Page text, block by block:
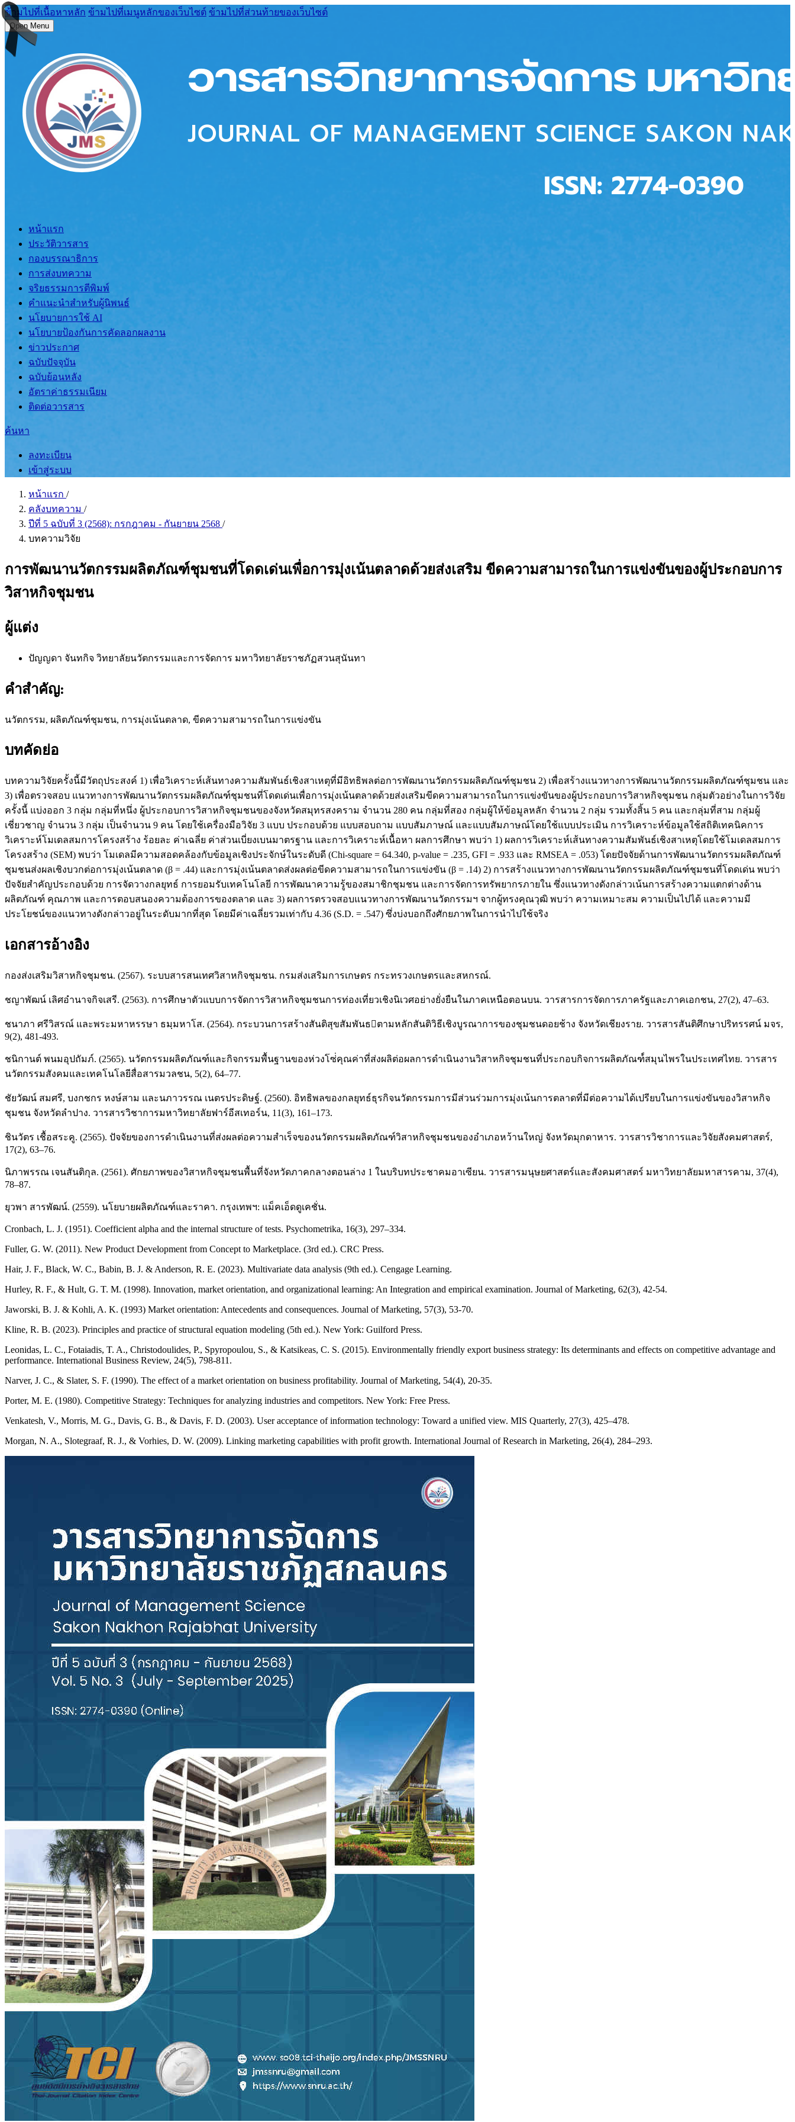
ข้ามไปที่เนื้อหาหลัก ข้ามไปที่เมนูหลักของเว็บไซต์ ข้ามไปที่ส่วนท้ายของเว็บไซต์
Open Menu
หน้าแรก
ประวัติวารสาร
กองบรรณาธิการ
การส่งบทความ
จริยธรรมการตีพิมพ์
คำแนะนำสำหรับผู้นิพนธ์
นโยบายการใช้ AI
นโยบายป้องกันการคัดลอกผลงาน
ข่าวประกาศ
ฉบับปัจจุบัน
ฉบับย้อนหลัง
อัตราค่าธรรมเนียม
ติดต่อวารสาร
ค้นหา
ลงทะเบียน
เข้าสู่ระบบ
หน้าแรก /
คลังบทความ /
ปีที่ 5 ฉบับที่ 3 (2568): กรกฎาคม - กันยายน 2568 /
บทความวิจัย
การพัฒนานวัตกรรมผลิตภัณฑ์ชุมชนที่โดดเด่นเพื่อการมุ่งเน้นตลาดด้วยส่งเสริม ขีดความสามารถในการแข่งขันของผู้ประกอบการ
วิสาหกิจชุมชน
ผู้แต่ง
ปัญญดา จันทกิจ วิทยาลัยนวัตกรรมและการจัดการ มหาวิทยาลัยราชภัฏสวนสุนันทา
คำสำคัญ:
นวัตกรรม, ผลิตภัณฑ์ชุมชน, การมุ่งเน้นตลาด, ขีดความสามารถในการแข่งขัน
บทคัดย่อ
บทความวิจัยครั้งนี้มีวัตถุประสงค์ 1) เพื่อวิเคราะห์เส้นทางความสัมพันธ์เชิงสาเหตุที่มีอิทธิพลต่อการพัฒนานวัตกรรมผลิตภัณฑ์ชุมชน 2) เพื่อสร้างแนวทางการพัฒนานวัตกรรมผลิตภัณฑ์ชุมชน และ
3) เพื่อตรวจสอบ แนวทางการพัฒนานวัตกรรมผลิตภัณฑ์ชุมชนที่โดดเด่นเพื่อการมุ่งเน้นตลาดด้วยส่งเสริมขีดความสามารถในการแข่งขันของผู้ประกอบการวิสาหกิจชุมชน กลุ่มตัวอย่างในการวิจัย
ครั้งนี้ แบ่งออก 3 กลุ่ม กลุ่มที่หนึ่ง ผู้ประกอบการวิสาหกิจชุมชนของจังหวัดสมุทรสงคราม จำนวน 280 คน กลุ่มที่สอง กลุ่มผู้ให้ข้อมูลหลัก จำนวน 2 กลุ่ม รวมทั้งสิ้น 5 คน และกลุ่มที่สาม กลุ่มผู้
เชี่ยวชาญ จำนวน 3 กลุ่ม เป็นจำนวน 9 คน โดยใช้เครื่องมือวิจัย 3 แบบ ประกอบด้วย แบบสอบถาม แบบสัมภาษณ์ และแบบสัมภาษณ์โดยใช้แบบประเมิน การวิเคราะห์ข้อมูลใช้สถิติเทคนิคการ
วิเคราะห์โมเดลสมการโครงสร้าง ร้อยละ ค่าเฉลี่ย ค่าส่วนเบี่ยงเบนมาตรฐาน และการวิเคราะห์เนื้อหา ผลการศึกษา พบว่า 1) ผลการวิเคราะห์เส้นทางความสัมพันธ์เชิงสาเหตุโดยใช้โมเดลสมการ
โครงสร้าง (SEM) พบว่า โมเดลมีความสอดคล้องกับข้อมูลเชิงประจักษ์ในระดับดี (Chi-square = 64.340, p-value = .235, GFI = .933 และ RMSEA = .053) โดยปัจจัยด้านการพัฒนานวัตกรรมผลิตภัณฑ์
ชุมชนส่งผลเชิงบวกต่อการมุ่งเน้นตลาด (β = .44) และการมุ่งเน้นตลาดส่งผลต่อขีดความสามารถในการแข่งขัน (β = .14) 2) การสร้างแนวทางการพัฒนานวัตกรรมผลิตภัณฑ์ชุมชนที่โดดเด่น พบว่า
ปัจจัยสำคัญประกอบด้วย การจัดวางกลยุทธ์ การยอมรับเทคโนโลยี การพัฒนาความรู้ของสมาชิกชุมชน และการจัดการทรัพยากรภายใน ซึ่งแนวทางดังกล่าวเน้นการสร้างความแตกต่างด้าน
ผลิตภัณฑ์ คุณภาพ และการตอบสนองความต้องการของตลาด และ 3) ผลการตรวจสอบแนวทางการพัฒนานวัตกรรมฯ จากผู้ทรงคุณวุฒิ พบว่า ความเหมาะสม ความเป็นไปได้ และความมี
ประโยชน์ของแนวทางดังกล่าวอยู่ในระดับมากที่สุด โดยมีค่าเฉลี่ยรวมเท่ากับ 4.36 (S.D. = .547) ซึ่งบ่งบอกถึงศักยภาพในการนำไปใช้จริง
เอกสารอ้างอิง
กองส่งเสริมวิสาหกิจชุมชน. (2567). ระบบสารสนเทศวิสาหกิจชุมชน. กรมส่งเสริมการเกษตร กระทรวงเกษตรและสหกรณ์.
ชญาพัฒน์ เลิศอำนาจกิจเสรี. (2563). การศึกษาตัวแบบการจัดการวิสาหกิจชุมชนการท่องเที่ยวเชิงนิเวศอย่างยั่งยืนในภาคเหนือตอนบน. วารสารการจัดการภาครัฐและภาคเอกชน, 27(2), 47–63.
ชนาภา ศรีวิสรณ์ และพระมหาหรรษา ธมฺมหาโส. (2564). กระบวนการสร้างสันติสุขสัมพันธตามหลักสันติวิธีเชิงบูรณาการของชุมชนดอยช้าง จังหวัดเชียงราย. วารสารสันติศึกษาปริทรรศน์ มจร,
9(2), 481-493.
ชนิกานต์ พนมอุปถัมภ์. (2565). นวัตกรรมผลิตภัณฑ์และกิจกรรมพื้นฐานของห่วงโซ่่คุณค่าที่ส่งผลิต่อผลการดำเนินงานวิสาหกิจชุมชนที่ประกอบกิจการผลิตภัณฑ์์สมุนไพรในประเทศไทย. วารสาร
นวัตกรรมสังคมและเทคโนโลยีสื่อสารมวลชน, 5(2), 64–77.
ชัยวัฒน์ สมศรี, บงกชกร หงษ์สาม และนภาวรรณ เนตรประดิษฐ์. (2560). อิทธิพลของกลยุทธ์ธุรกิจนวัตกรรมการมีส่วนร่วมการมุ่งเน้นการตลาดที่มีต่อความได้เปรียบในการแข่งขันของวิสาหกิจ
ชุมชน จังหวัดลำปาง. วารสารวิชาการมหาวิทยาลัยฟาร์อีสเทอร์น, 11(3), 161–173.
ชินวัตร เชื้อสระคู. (2565). ปัจจัยของการดำเนินงานที่ส่งผลต่อความสำเร็จของนวัตกรรมผลิตภัณฑ์วิสาหกิจชุมชนของอำเภอหว้านใหญ่ จังหวัดมุกดาหาร. วารสารวิชาการและวิจัยสังคมศาสตร์,
17(2), 63–76.
นิภาพรรณ เจนสันติกุล. (2561). ศักยภาพของวิสาหกิจชุมชนพื้นที่จังหวัดภาคกลางตอนล่าง 1 ในบริบทประชาคมอาเซียน. วารสารมนุษยศาสตร์และสังคมศาสตร์ มหาวิทยาลัยมหาสารคาม, 37(4),
78–87.
ยุวพา สารพัฒน์. (2559). นโยบายผลิตภัณฑ์และราคา. กรุงเทพฯ: แม็คเอ็ดดูเคชั่น.
Cronbach, L. J. (1951). Coefficient alpha and the internal structure of tests. Psychometrika, 16(3), 297–334.
Fuller, G. W. (2011). New Product Development from Concept to Marketplace. (3rd ed.). CRC Press.
Hair, J. F., Black, W. C., Babin, B. J. & Anderson, R. E. (2023). Multivariate data analysis (9th ed.). Cengage Learning.
Hurley, R. F., & Hult, G. T. M. (1998). Innovation, market orientation, and organizational learning: An Integration and empirical examination. Journal of Marketing, 62(3), 42-54.
Jaworski, B. J. & Kohli, A. K. (1993) Market orientation: Antecedents and consequences. Journal of Marketing, 57(3), 53-70.
Kline, R. B. (2023). Principles and practice of structural equation modeling (5th ed.). New York: Guilford Press.
Leonidas, L. C., Fotaiadis, T. A., Christodoulides, P., Spyropoulou, S., & Katsikeas, C. S. (2015). Environmentally friendly export business strategy: Its determinants and effects on competitive advantage and
performance. International Business Review, 24(5), 798-811.
Narver, J. C., & Slater, S. F. (1990). The effect of a market orientation on business profitability. Journal of Marketing, 54(4), 20-35.
Porter, M. E. (1980). Competitive Strategy: Techniques for analyzing industries and competitors. New York: Free Press.
Venkatesh, V., Morris, M. G., Davis, G. B., & Davis, F. D. (2003). User acceptance of information technology: Toward a unified view. MIS Quarterly, 27(3), 425–478.
Morgan, N. A., Slotegraaf, R. J., & Vorhies, D. W. (2009). Linking marketing capabilities with profit growth. International Journal of Research in Marketing, 26(4), 284–293.